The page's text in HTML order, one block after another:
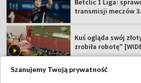
Betclic 1 Liga:
transmisji meczów
Kuś ogląda swój
zrobiła robotę"
Szanujemy Twoją prywatność